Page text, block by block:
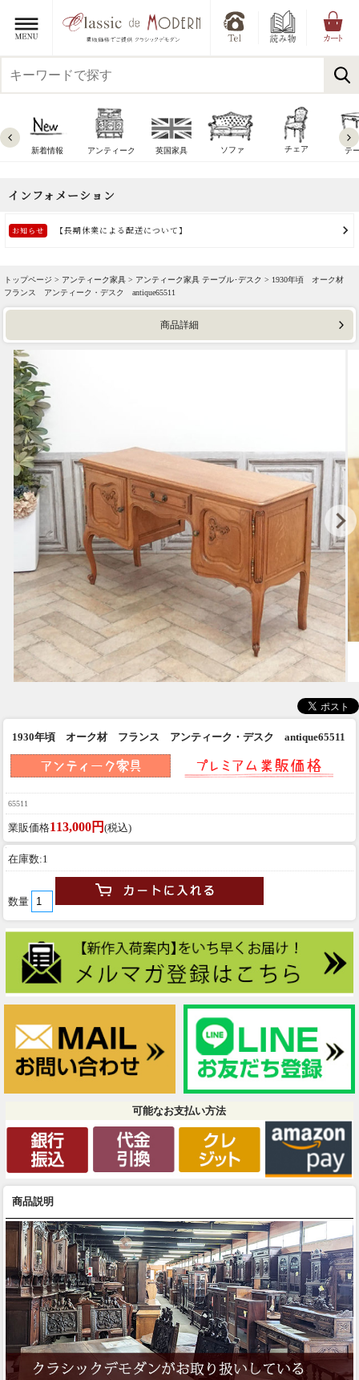
新着情報 アンティーク 英国家具 ソファ チェア テ
トップページ > アンティーク家具 > アンティーク家具 テーブル･デスク > 1930年頃 オーク材
フランス アンティーク・デスク antique65511
商品詳細
1930年頃 オーク材 フランス アンティーク・デスク antique65511
65511
業販価格113,000円 (税込)
在庫数:1
数量
可能なお支払い方法
商品説明